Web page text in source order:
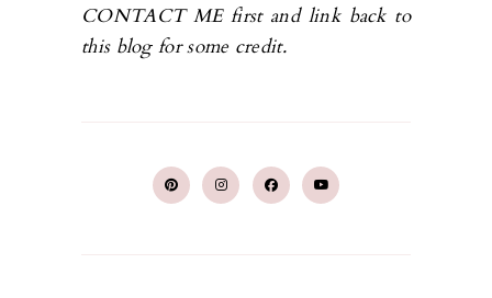
CONTACT ME first and link back to
this blog for some credit.